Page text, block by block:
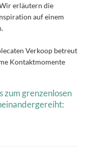
erläutern die
auf einem
Verkoop betreut
Kontaktmomente
zum grenzenlosen